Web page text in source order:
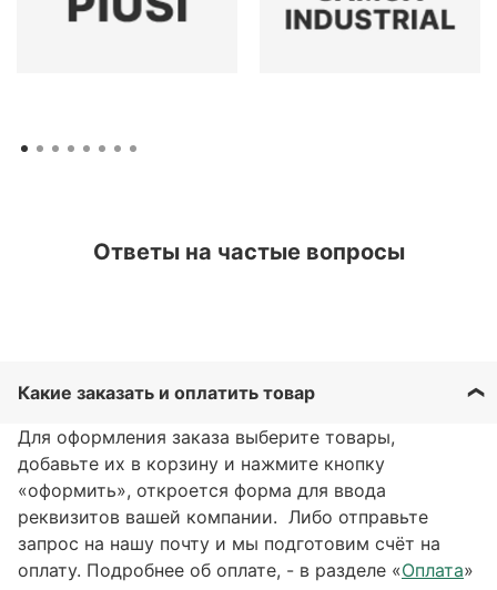
Ответы на частые вопросы
Какие заказать и оплатить товар
Для оформления заказа выберите товары,
добавьте их в корзину и нажмите кнопку
«оформить», откроется форма для ввода
реквизитов вашей компании. Либо отправьте
запрос на нашу почту и мы подготовим счёт на
оплату. Подробнее об оплате, - в разделе «Оплата»